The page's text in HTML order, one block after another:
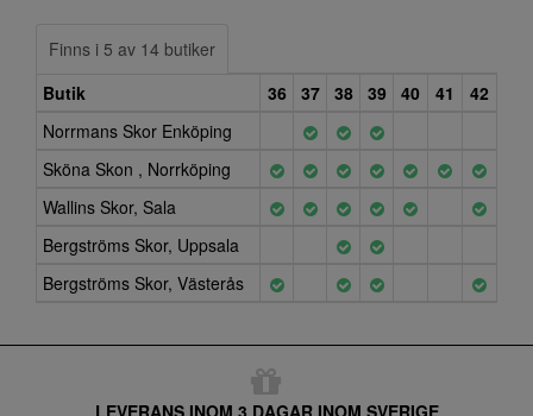
Finns i 5 av 14 butiker
Butik
36 37 38 39 40 41
42
Norrmans Skor Enköping
Sköna Skon , Norrköping
Wallins Skor, Sala
Bergströms Skor, Uppsala
Bergströms Skor, Västerås
LEVERANS INOM 3 DAGAR INOM SVERIGE